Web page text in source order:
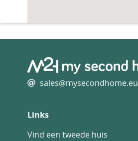
sales@mysecondhome.eu
Links
Vind een tweede huis